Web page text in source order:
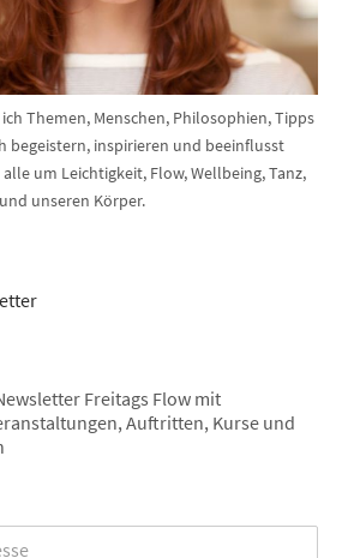
Themen, Menschen, Philosophien, Tipps
begeistern, inspirieren und beeinflusst
um Leichtigkeit, Flow, Wellbeing, Tanz,
unseren Körper.
Freitags Flow mit
Auftritten, Kurse und